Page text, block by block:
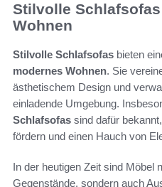
Stilvolle
Wohnen
Stilvolle Schlafsofas bieten
modernes Wohnen. Sie
ästhetischem Design und
einladende Umgebung.
Schlafsofas sind dafür
fördern und einen Hauch von
In der heutigen Zeit sind Möbel
Gegenstände, sondern auch